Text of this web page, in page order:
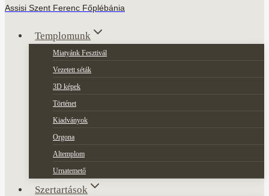
Assisi Szent Ferenc Főplébánia
Templomunk
Miatyánk Fesztivál
Vezetett séták
3D képek
Történet
Kiadványok
Orgona
Altemplom
Urnatemető
Szertartások